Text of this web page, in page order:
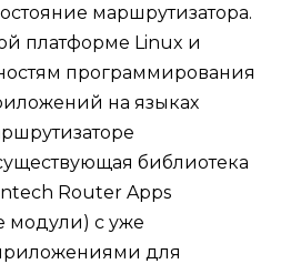
маршрутизатора.
платформе Linux и
программирования
на языках
библиотека
Router Apps
модули) с уже
для